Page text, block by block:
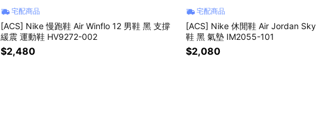
宅配商品
[ACS] Nike 慢跑鞋 Air Winflo 12 男鞋 黑 支撐
緩震 運動鞋 HV9272-002
$2,480
宅配商品
[ACS] Nike 休閒鞋 Air Jordan
鞋 黑 氣墊 IM2055-101
$2,080